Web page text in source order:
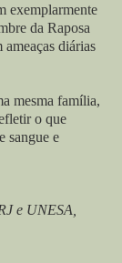
exemplarmente
da Raposa
diárias
mesma família,
o que
sangue e
e UNESA,